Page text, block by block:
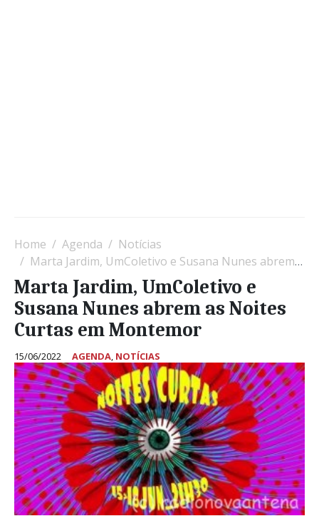
Home Agenda
Notícias
Marta Jardim, UmColetivo e Susana Nunes abrem as Noites Curtas em Montemor
Marta Jardim, UmColetivo e
Susana Nunes abrem as Noites
Curtas em Montemor
15/06/2022 AGENDA, NOTÍCIAS